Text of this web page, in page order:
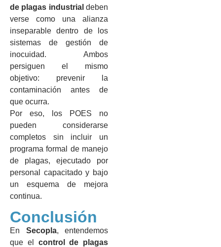
de plagas industrial deben
verse como una alianza
inseparable dentro de los
sistemas de gestión de
inocuidad. Ambos
persiguen el mismo
objetivo: prevenir la
contaminación antes de
que ocurra.
Por eso, los POES no
pueden considerarse
completos sin incluir un
programa formal de manejo
de plagas, ejecutado por
personal capacitado y bajo
un esquema de mejora
continua.
Conclusión
En Secopla, entendemos
que el control de plagas